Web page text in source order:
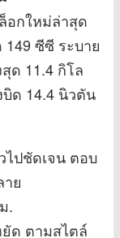
อกใหม่ล่าสุด
ซีซี ระบาย
ด 11.4 กิโล
ด 14.4 นิวตัน
ไปชัดเจน ตอบ
ย
.
ด ตามสไตล์